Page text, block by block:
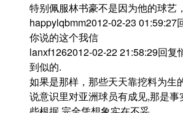
特别佩服林书豪不是因为他的球艺
happylqbmm2012-02-23
你说的这个我信
lanxf1262012-02-22 21:58:29回
到似的.
如果是那样，那些天天靠挖料为生
说意识里对亚洲球员有成见,那是